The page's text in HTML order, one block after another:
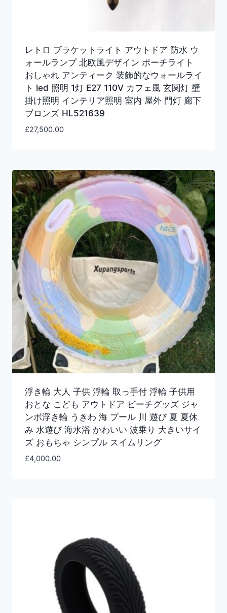
レトロ ブラケットライト アウトドア 防水 ウ
ォールランプ 北欧風デザイン ポーチライト
おしゃれ アンティーク 装飾的なウォールライ
ト led 照明 1灯 E27 110V カフェ風 玄関灯 壁
掛け照明 インテリア照明 室内 屋外 門灯 廊下
ブロンズ HL521639
£27,500.00
浮き輪 大人 子供 浮輪 取っ手付 浮輪 子供用
おとな こども アウトドア ビーチグッズ ジャ
ンボ浮き輪 うきわ 海 プール 川 遊び 夏 夏休
み 水遊び 海水浴 かわいい 波乗り 大きいサイ
ズ おもちゃ シンプル スイムリング
£4,000.00